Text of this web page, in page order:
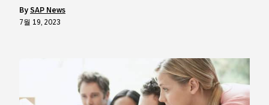
by SAP News
7월 19, 2023